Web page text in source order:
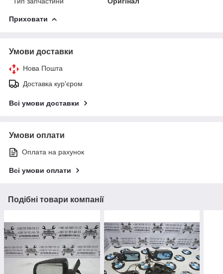
Приховати
Умови доставки
Нова Пошта
Доставка кур'єром
Всі умови доставки
Умови оплати
Оплата на рахунок
Всі умови оплати
Подібні товари компанії